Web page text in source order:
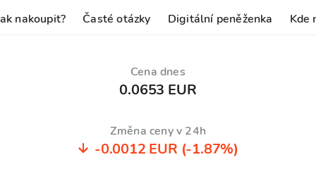
nakoupit? Časté otázky Digitální peněženka Kde
Cena dnes
0.0653 EUR
Změna ceny v 24h
-0.0012 EUR (-1.87%)